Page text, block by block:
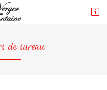

de sureau